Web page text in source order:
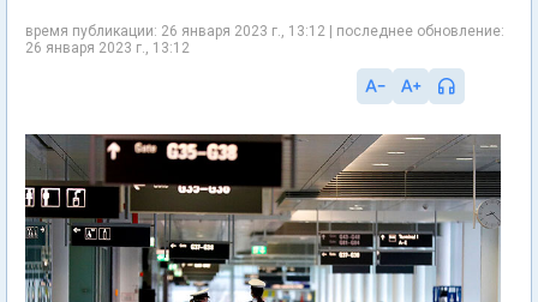
время публикации: 26 января 2023 г., 13:12 | последнее обновление:
26 января 2023 г., 13:12